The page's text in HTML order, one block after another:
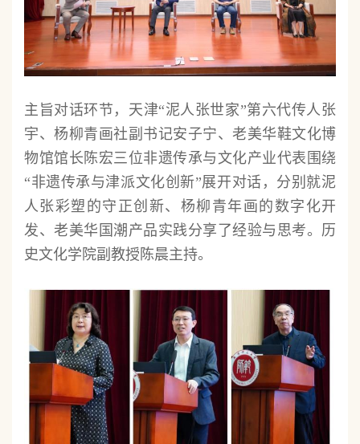
主旨对话环节，天津“泥人张世家”第六代传人张
宇、杨柳青画社副书记安子宁、老美华鞋文化博
物馆馆长陈宏三位非遗传承与文化产业代表围绕
“非遗传承与津派文化创新”展开对话，分别就泥
人张彩塑的守正创新、杨柳青年画的数字化开
发、老美华国潮产品实践分享了经验与思考。历
史文化学院副教授陈晨主持。